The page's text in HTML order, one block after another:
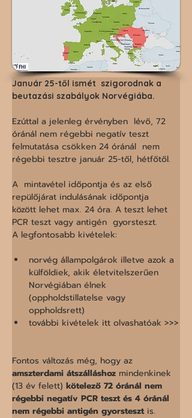
Január 25-től ismét  szigorodnak a
beutazási szabályok Norvégiába.
Ezúttal a jelenleg érvényben  lévő, 72
óránál nem régebbi negatív teszt
felmutatása csökken 24 óránál  nem
régebbi tesztre január 25-től, hétfőtől.
A  mintavétel időpontja és az első
repülőjárat indulásának időpontja
között lehet max. 24 óra. A teszt lehet
PCR teszt vagy antigén  gyorsteszt.
norvég állampolgárok illetve azok a
külföldiek, akik életvitelszerűen
Norvégiában élnek
(oppholdstillatelse vagy
oppholdsrett)
Fontos változás még, hogy az
amszterdami átszálláshoz mindenkinek
(13 év felett) kötelező 72 óránál nem
régebbi negatív PCR teszt és 4 óránál
nem régebbi antigén gyorsteszt is.